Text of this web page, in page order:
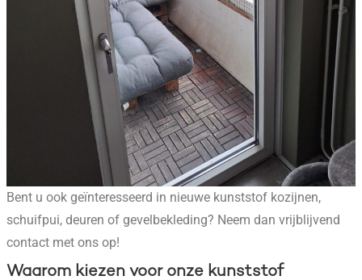
Bent u ook geïnteresseerd in nieuwe kunststof kozijnen,
schuifpui, deuren of gevelbekleding? Neem dan vrijblijvend
contact met ons op!
Waarom kiezen voor onze kunststof